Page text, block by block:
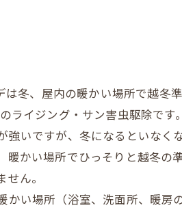
は冬、屋内の暖かい場所で越冬準
イジング・サン害虫駆除です。
強いですが、冬になるといな
暖かい場所でひっそりと越冬
ん。
かい場所（浴室、洗面所、暖